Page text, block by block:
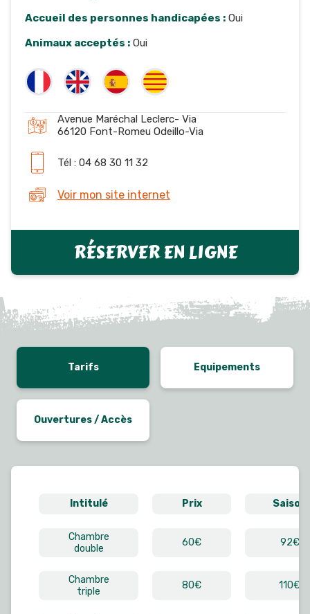
Accueil des personnes handicapées : Oui
Animaux acceptés : Oui
Avenue Maréchal Leclerc- Via
66120 Font-Romeu Odeillo-Via
Tél : 04 68 30 11 32
Voir mon site internet
RÉSERVER EN LIGNE
Tarifs Equipements
Ouvertures / Accès
Intitulé Prix Saison
Chambre
double
60€ 92€
Chambre
triple
80€ 110€